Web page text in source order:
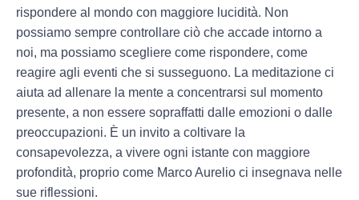
rispondere al mondo con maggiore lucidità. Non
possiamo sempre controllare ciò che accade intorno a
noi, ma possiamo scegliere come rispondere, come
reagire agli eventi che si susseguono. La meditazione ci
aiuta ad allenare la mente a concentrarsi sul momento
presente, a non essere sopraffatti dalle emozioni o dalle
preoccupazioni. È un invito a coltivare la
consapevolezza, a vivere ogni istante con maggiore
profondità, proprio come Marco Aurelio ci insegnava nelle
sue riflessioni.